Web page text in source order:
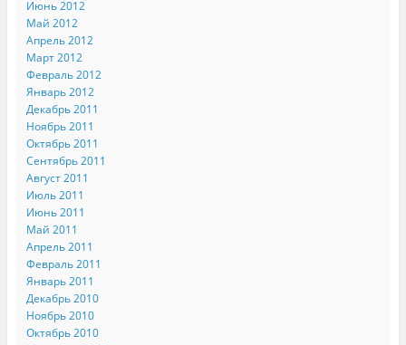
Июнь 2012
Май 2012
Апрель 2012
Март 2012
Февраль 2012
Январь 2012
Декабрь 2011
Ноябрь 2011
Октябрь 2011
Сентябрь 2011
Август 2011
Июль 2011
Июнь 2011
Май 2011
Апрель 2011
Февраль 2011
Январь 2011
Декабрь 2010
Ноябрь 2010
Октябрь 2010